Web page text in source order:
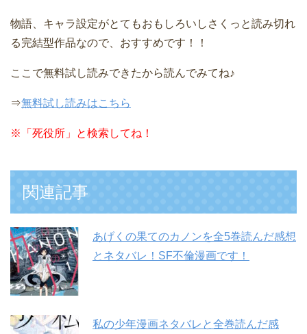
物語、キャラ設定がとてもおもしろいしさくっと読み切れ
る完結型作品なので、おすすめです！！
ここで無料試し読みできたから読んでみてね♪
⇒無料試し読みはこちら
※ 「死役所」と検索してね！
関連記事
あげくの果てのカノンを全5巻読んだ感想
とネタバレ！SF不倫漫画です！
私の少年漫画ネタバレと全巻読んだ感